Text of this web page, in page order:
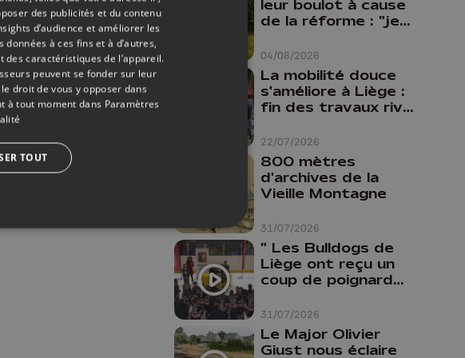
peut pas nous
aider"
04/08/2026
leur boulot à cause
de la réforme : "je
comme prof que
comme
pharmacienne"
22/07/2026
La mobilité douce
s'améliore à Liège :
fin des travaux rive
cyclo-piétonnes
Avroy et
Guillemins...
31/07/2026
800 mètres
d'archives de la
Vieille Montagne
31/07/2026
" Les Bulldogs de
Liège ont reçu un
coup de poignard
Le Major Olivier
Giust nous éclaire
des publicités et du contenu
d’audience et améliorer les
à ces fins et à d’autres,
caractéristiques de l’appareil.
peuvent se fonder sur leur
droit de vous y opposer dans
à tout moment dans Paramètres
TOUT